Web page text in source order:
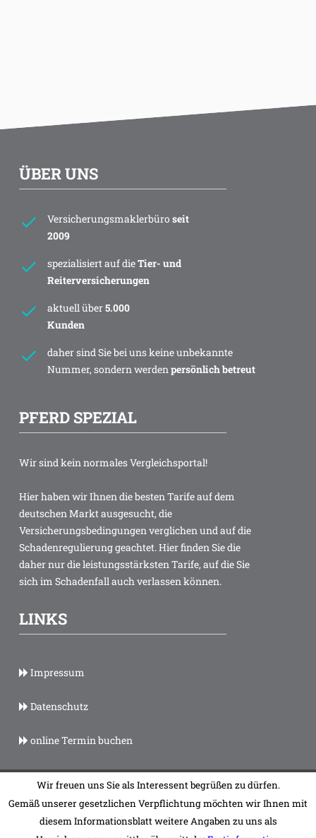
ÜBER UNS
Versicherungsmaklerbüro seit
2009
spezialisiert auf dieTier- und
Reiterversicherungen
aktuell über5.000
Kunden
daher sind Sie bei uns keine unbekannte
Nummer, sondern werden persönlich betreut
PFERD SPEZIAL
Wir sind kein normales Vergleichsportal!
Hier haben wir Ihnen die besten Tarife auf dem
deutschen Markt ausgesucht, die
Versicherungsbedingungen verglichen und auf die
Schadenregulierung geachtet. Hier finden Sie die
daher nur die leistungsstärksten Tarife, auf die Sie
sich im Schadenfall auch verlassen können.
LINKS
Impressum
Datenschutz
online Termin buchen
© pferd-spezial.de (622a06399684, 132471) - Die Illtal-Makler
GmbH & Co. KG. Alle Rechte vorbehalten.
Wir freuen uns Sie als Interessent begrüßen zu dürfen.
Gemäß unserer gesetzlichen Verpflichtung möchten wir Ihnen mit
diesem Informationsblatt weitere Angaben zu uns als